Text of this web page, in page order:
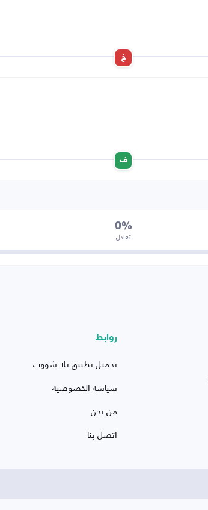
خ
ف
0%
تعادل
روابط
تحميل تطبيق يلا شووت
سياسة الخصوصية
من نحن
اتصل بنا